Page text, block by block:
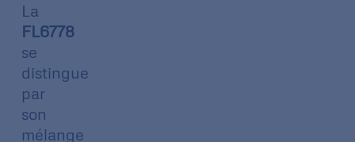
La
FL6778
se
distingue
par
son
mélange